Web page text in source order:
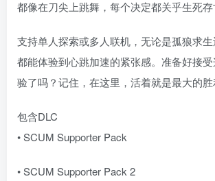
都像在刀尖上跳舞，每个决定都关乎生死存
支持单人探索或多人联机，无论是孤狼求生
都能体验到心跳加速的紧张感。准备好接
验了吗？记住，在这里，活着就是最大的胜
包含DLC
• SCUM Supporter Pack
• SCUM Supporter Pack 2